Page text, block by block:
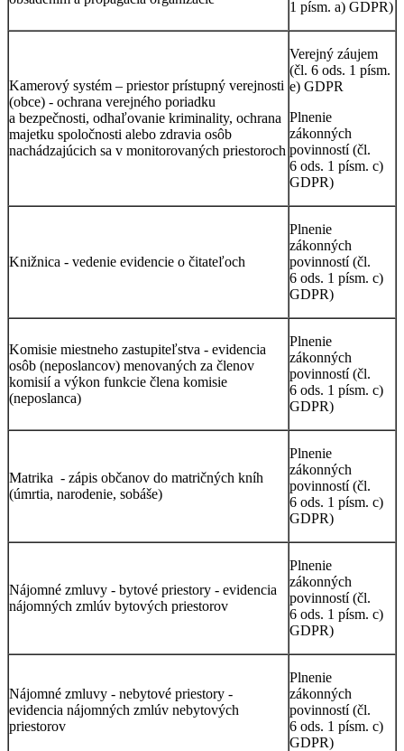
1 písm. a) GDPR)
Kamerový systém – priestor prístupný verejnosti
(obce) - ochrana verejného poriadku
a bezpečnosti, odhaľovanie kriminality, ochrana
majetku spoločnosti alebo zdravia osôb
nachádzajúcich sa v monitorovaných priestoroch
Verejný záujem
(čl. 6 ods. 1 písm.
e) GDPR
Plnenie
zákonných
povinností (čl.
6 ods. 1 písm. c)
GDPR)
Knižnica - vedenie evidencie o čitateľoch
Plnenie
zákonných
povinností (čl.
6 ods. 1 písm. c)
GDPR)
Komisie miestneho zastupiteľstva - evidencia
osôb (neposlancov) menovaných za členov
komisií a výkon funkcie člena komisie
(neposlanca)
Plnenie
zákonných
povinností (čl.
6 ods. 1 písm. c)
GDPR)
Matrika - zápis občanov do matričných kníh
(úmrtia, narodenie, sobáše)
Plnenie
zákonných
povinností (čl.
6 ods. 1 písm. c)
GDPR)
Nájomné zmluvy - bytové priestory - evidencia
nájomných zmlúv bytových priestorov
Plnenie
zákonných
povinností (čl.
6 ods. 1 písm. c)
GDPR)
Nájomné zmluvy - nebytové priestory -
evidencia nájomných zmlúv nebytových
priestorov
Plnenie
zákonných
povinností (čl.
6 ods. 1 písm. c)
GDPR)